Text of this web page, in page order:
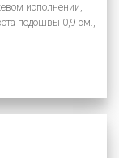
исполнении,
подошвы 0,9 см.,